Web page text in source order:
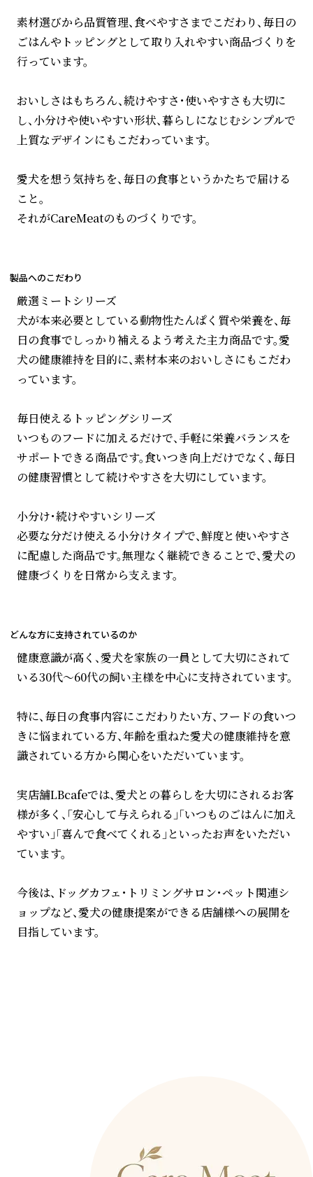
素材選びから品質管理、食べやすさまでこだわり、毎日の
ごはんやトッピングとして取り入れやすい商品づくりを
行っています。
おいしさはもちろん、続けやすさ・使いやすさも大切に
し、小分けや使いやすい形状、暮らしになじむシンプルで
上質なデザインにもこだわっています。
愛犬を想う気持ちを、毎日の食事というかたちで届ける
こと。
それがCareMeatのものづくりです。
製品へのこだわり
厳選ミートシリーズ
犬が本来必要としている動物性たんぱく質や栄養を、毎
日の食事でしっかり補えるよう考えた主力商品です。愛
犬の健康維持を目的に、素材本来のおいしさにもこだわ
っています。
毎日使えるトッピングシリーズ
いつものフードに加えるだけで、手軽に栄養バランスを
サポートできる商品です。食いつき向上だけでなく、毎日
の健康習慣として続けやすさを大切にしています。
小分け・続けやすいシリーズ
必要な分だけ使える小分けタイプで、鮮度と使いやすさ
に配慮した商品です。無理なく継続できることで、愛犬の
健康づくりを日常から支えます。
どんな方に支持されているのか
健康意識が高く、愛犬を家族の一員として大切にされて
いる30代〜60代の飼い主様を中心に支持されています。
特に、毎日の食事内容にこだわりたい方、フードの食いつ
きに悩まれている方、年齢を重ねた愛犬の健康維持を意
識されている方から関心をいただいています。
実店舗LBcafeでは、愛犬との暮らしを大切にされるお客
様が多く、「安心して与えられる」「いつものごはんに加え
やすい」「喜んで食べてくれる」といったお声をいただい
ています。
今後は、ドッグカフェ・トリミングサロン・ペット関連シ
ョップなど、愛犬の健康提案ができる店舗様への展開を
目指しています。